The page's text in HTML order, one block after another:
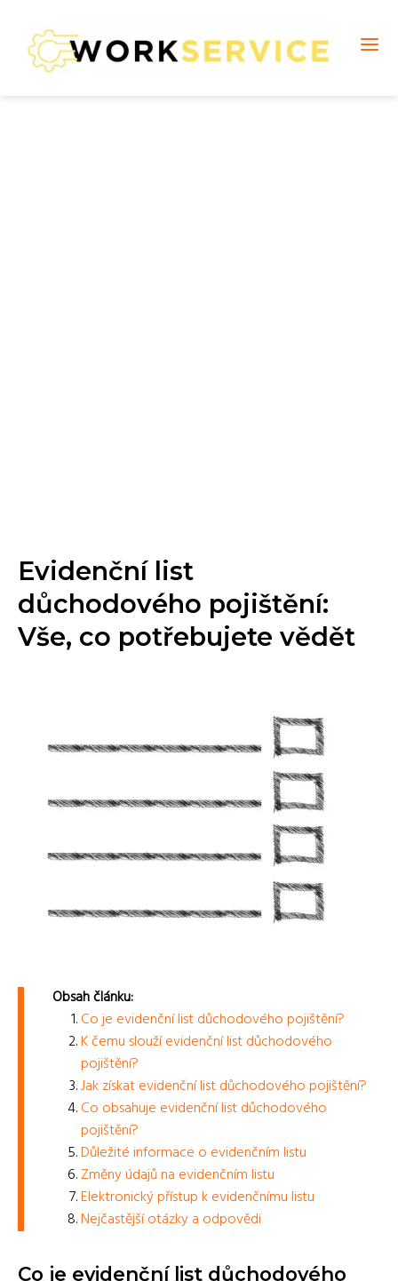
Evidenční list
důchodového pojištění:
Vše, co potřebujete vědět
Obsah článku:
Co je evidenční list důchodového pojištění?
K čemu slouží evidenční list důchodového
pojištění?
Jak získat evidenční list důchodového pojištění?
Co obsahuje evidenční list důchodového
pojištění?
Důležité informace o evidenčním listu
Změny údajů na evidenčním listu
Elektronický přístup k evidenčnímu listu
Nejčastější otázky a odpovědi
Co je evidenční list důchodového